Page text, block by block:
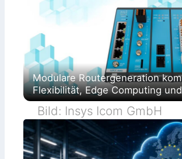
Modulare Routergeneration
Flexibilität, Edge Computing
Bild: Insys Icom GmbH